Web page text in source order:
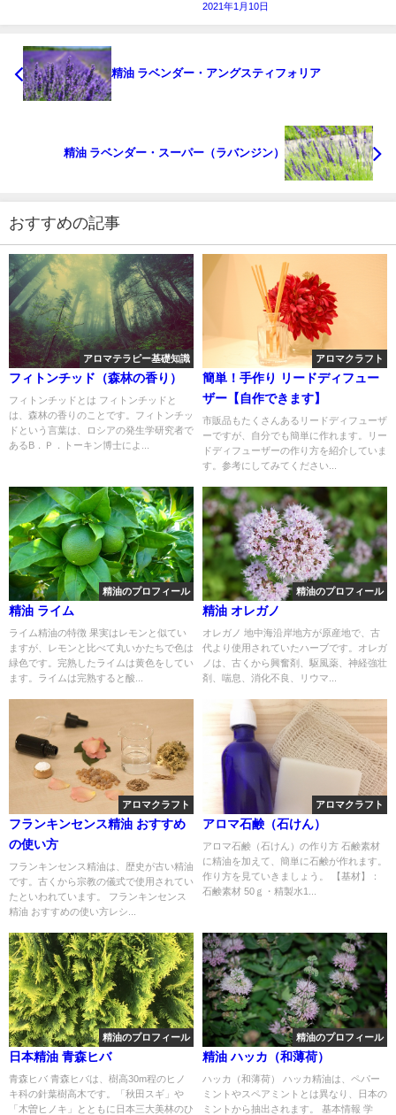
2021年1月10日
精油 ラベンダー・アングスティフォリア
精油 ラベンダー・スーパー（ラバンジン）
おすすめの記事
アロマテラピー基礎知識
フィトンチッド（森林の香り）
フィトンチッドとは フィトンチッドと
は、森林の香りのことです。フィトンチッ
ドという言葉は、ロシアの発生学研究者で
あるB．Ｐ．トーキン博士によ...
アロマクラフト
簡単！手作り リードディフュー
ザー【自作できます】
市販品もたくさんあるリードディフューザ
ーですが、自分でも簡単に作れます。リー
ドディフューザーの作り方を紹介していま
す。参考にしてみてください...
精油のプロフィール
精油 ライム
ライム精油の特徴 果実はレモンと似てい
ますが、レモンと比べて丸いかたちで色は
緑色です。完熟したライムは黄色をしてい
ます。ライムは完熟すると酸...
精油のプロフィール
精油 オレガノ
オレガノ 地中海沿岸地方が原産地で、古
代より使用されていたハーブです。オレガ
ノは、古くから興奮剤、駆風薬、神経強壮
剤、喘息、消化不良、リウマ...
アロマクラフト
フランキンセンス精油 おすすめ
の使い方
フランキンセンス精油は、歴史が古い精油
です。古くから宗教の儀式で使用されてい
たといわれています。 フランキンセンス
精油 おすすめの使い方レシ...
アロマクラフト
アロマ石鹸（石けん）
アロマ石鹸（石けん）の作り方 石鹸素材
に精油を加えて、簡単に石鹸が作れます。
作り方を見ていきましょう。 【基材】：
石鹸素材 50ｇ・精製水1...
精油のプロフィール
日本精油 青森ヒバ
青森ヒバ 青森ヒバは、樹高30m程のヒノ
キ科の針葉樹高木です。「秋田スギ」や
「木曽ヒノキ」とともに日本三大美林のひ
精油のプロフィール
精油 ハッカ（和薄荷）
ハッカ（和薄荷） ハッカ精油は、ペパー
ミントやスペアミントとは異なり、日本の
ミントから抽出されます。 基本情報 学